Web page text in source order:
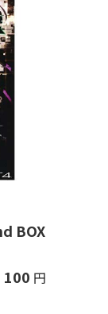
BOX
100 円